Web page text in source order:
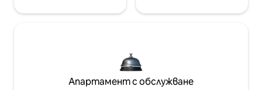
Апартамент с обслужване